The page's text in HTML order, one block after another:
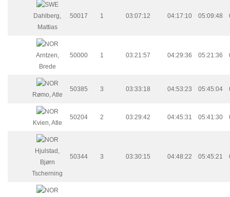
Dahlberg,
Mattias
50017 1 03:07:12 04:17:10 05:09:48
Arntzen,
Brede
50000 1 03:21:57 04:29:36 05:21:36
Rømo, Atle
50385 3 03:33:18 04:53:23 05:45:04
Kvien, Atle
50204 2 03:29:42 04:45:31 05:41:30
Hjulstad,
Bjørn
Tscherning
50344 3 03:30:15 04:48:22 05:45:21